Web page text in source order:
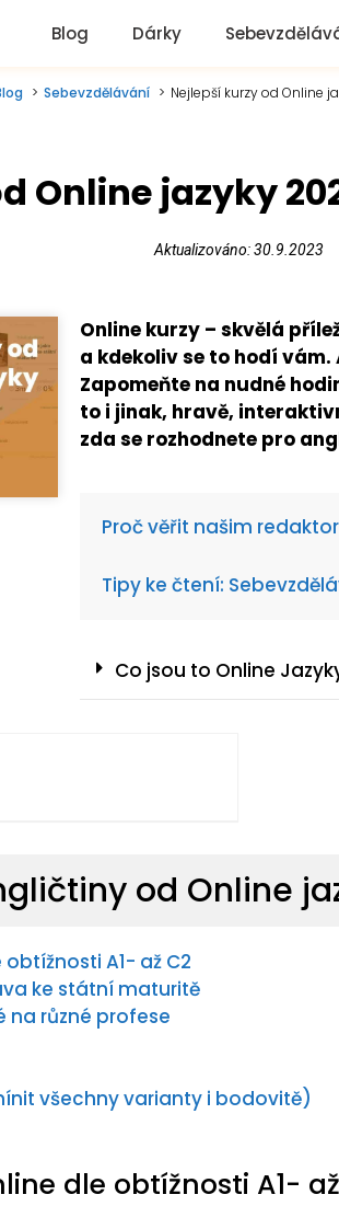
Blog Dárky
Sebevzdělávání Nejlepší kurzy od Online
Online jazyky
Aktualizováno: 30.9.2023
Online kurzy – skvělá
a kdekoliv se to hodí
Zapomeňte na nudné
to i jinak, hravě,
zda se rozhodnete pro
Proč věřit našim
Tipy ke čtení:
Co jsou to Online
od Online
A1- až C2
ke státní maturitě
na různé profese
všechny varianty i bodovitě)
dle obtížnosti A1-